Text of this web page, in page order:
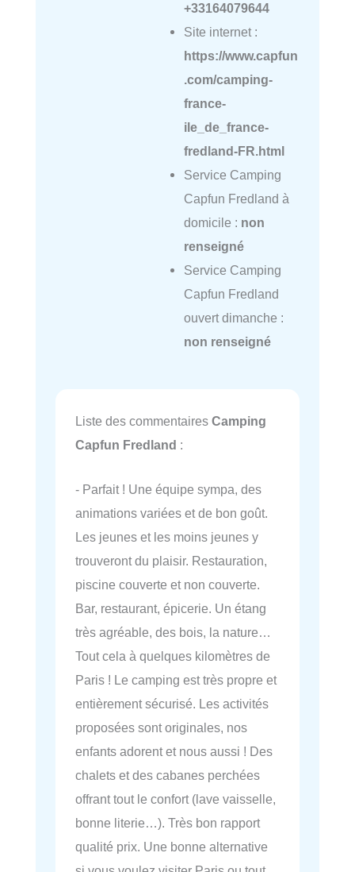
+33164079644
Site internet :
https://www.capfun
.com/camping-
france-
ile_de_france-
fredland-FR.html
Service Camping
Capfun Fredland à
domicile : non
renseigné
Service Camping
Capfun Fredland
ouvert dimanche :
non renseigné
Liste des commentaires Camping
Capfun Fredland :
- Parfait ! Une équipe sympa, des
animations variées et de bon goût.
Les jeunes et les moins jeunes y
trouveront du plaisir. Restauration,
piscine couverte et non couverte.
Bar, restaurant, épicerie. Un étang
très agréable, des bois, la nature…
Tout cela à quelques kilomètres de
Paris ! Le camping est très propre et
entièrement sécurisé. Les activités
proposées sont originales, nos
enfants adorent et nous aussi ! Des
chalets et des cabanes perchées
offrant tout le confort (lave vaisselle,
bonne literie…). Très bon rapport
qualité prix. Une bonne alternative